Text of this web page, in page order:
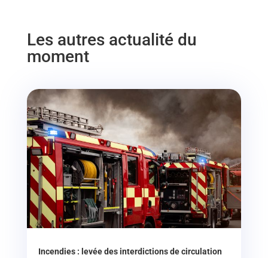
Les autres actualité du
moment
Incendies : levée des interdictions de circulation